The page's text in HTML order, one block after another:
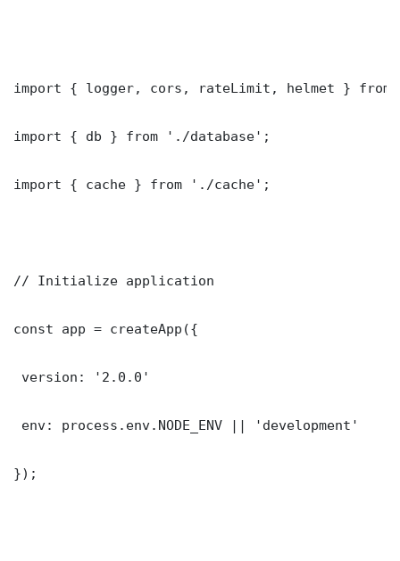
import { logger, cors, rateLimit, helmet } from
import { db } from './database';
import { cache } from './cache';
// Initialize application
const app = createApp({
version: '2.0.0'
env: process.env.NODE_ENV || 'development'
});